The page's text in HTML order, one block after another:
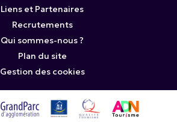
Liens et Partenaires
Recrutements
Qui sommes-nous ?
Plan du site
Gestion des cookies